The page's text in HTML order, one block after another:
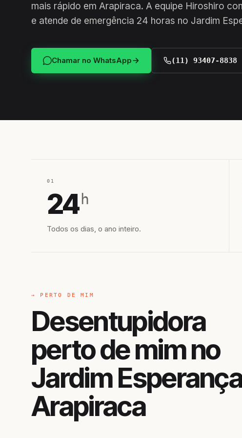
mais rápido em Arapiraca. A equipe Hiroshiro
e atende de emergência 24 horas no Jardim
Chamar no WhatsApp (11) 93407-8838
01
24 h
Todos os dias, o ano inteiro.
→ PERTO DE MIM
Desentupidora
perto de mim no
Jardim
Arapiraca